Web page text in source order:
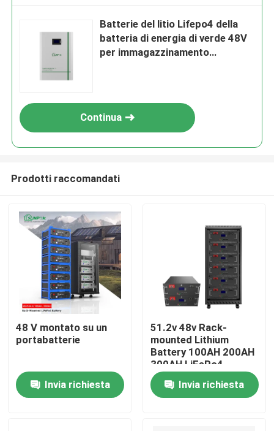
Invia
Casa.
Prodotti
Batterie del litio Lifepo4 della
batteria di energia di verde 48V
per immagazzinamento
Continua
Prodotti raccomandati
48 V montato su un
portabatterie
Invia richiesta
51.2v 48v Rack-
mounted Lithium
Battery 100AH 200AH
300AH LiFePo4
Battery Energy
Storage Lithium
Battery
Invia richiesta